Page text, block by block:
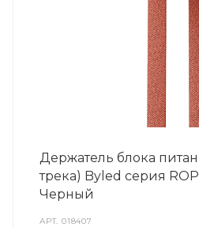
Держатель блока
трека) Byled серия
Черный
АРТ.018407